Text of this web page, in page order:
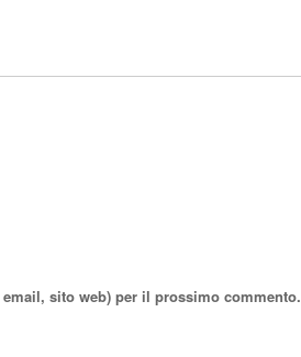
sito web) per il prossimo commento.